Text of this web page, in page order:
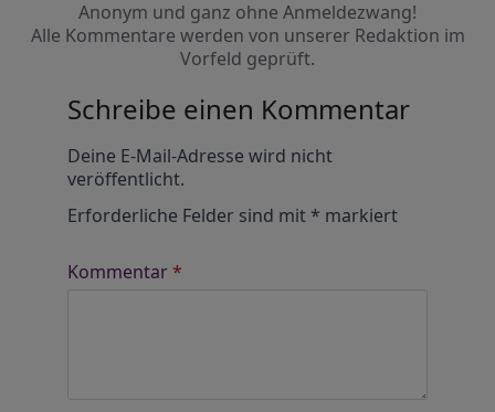
Anonym und ganz ohne Anmeldezwang!
Alle Kommentare werden von unserer Redaktion im
Vorfeld geprüft.
Schreibe einen Kommentar
Deine E-Mail-Adresse wird nicht
veröffentlicht.
Erforderliche Felder sind mit* markiert
Kommentar*